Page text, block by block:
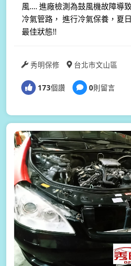
風.... 進廠檢測為鼓風機故障導
冷氣管路， 進行冷氣保養，夏
最佳狀態!!
秀明保修 台北市文山區
173個讚 0則留言